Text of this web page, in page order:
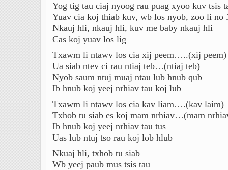
Yog tig tau ciaj nyoog rau puag xyoo kuv tsis
Yuav cia koj thiab kuv, wb los nyob, zoo li no
Nkauj hli, nkauj hli, kuv me baby nkauj hli
Cas koj yuav los lig
Txawm li ntawv los cia xij peem…..(xij peem)
Ua siab ntev ci rau ntiaj teb…(ntiaj teb)
Nyob saum ntuj muaj ntau lub hnub qub
Ib hnub koj yeej nrhiav tau koj lub
Txawm li ntawv los cia kav liam….(kav laim)
Txhob tu siab es koj mam nrhiav…(mam
Ib hnub koj yeej nrhiav tau tus
Uas lub ntuj tso rau koj lob hlub
Nkuaj hli, txhob tu siab
Wb yeej paub mus tsis tau